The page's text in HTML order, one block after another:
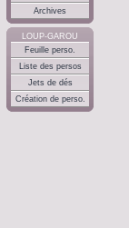
Archives
LOUP-GAROU
Feuille perso.
Liste des persos
Jets de dés
Création de perso.